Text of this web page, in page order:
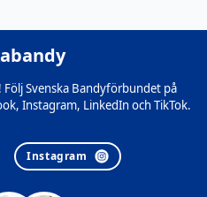
Svenska Bandyförbundet på
Instagram, LinkedIn och TikTok.
Instagram